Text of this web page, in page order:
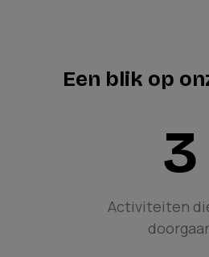
Een blik op
3
Activiteiten